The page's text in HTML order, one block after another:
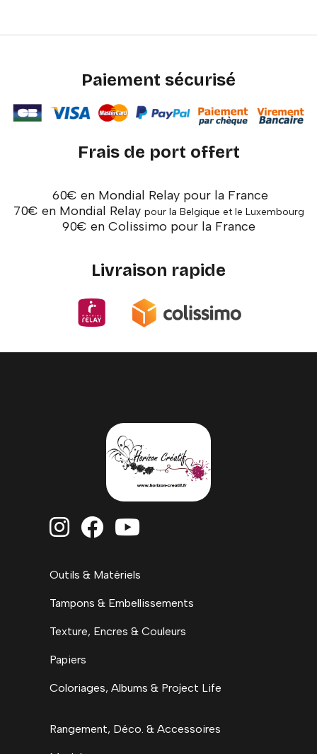
Paiement sécurisé
Frais de port offert
60€ en Mondial Relay pour la France
70€ en Mondial Relay pour la Belgique et le Luxembourg
90€ en Colissimo pour la France
Livraison rapide
  
Outils & Matériels
Tampons & Embellissements
Texture, Encres & Couleurs
Papiers
Coloriages, Albums & Project Life
Rangement, Déco. & Accessoires